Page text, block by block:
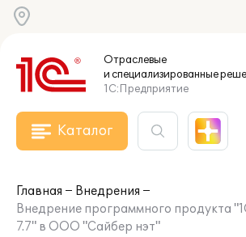
Отраслевые
и специализированные
1С:Предприятие
Каталог
Главная
Внедрения
Внедрение программного продукта
7.7" в ООО "Сайбер нэт"